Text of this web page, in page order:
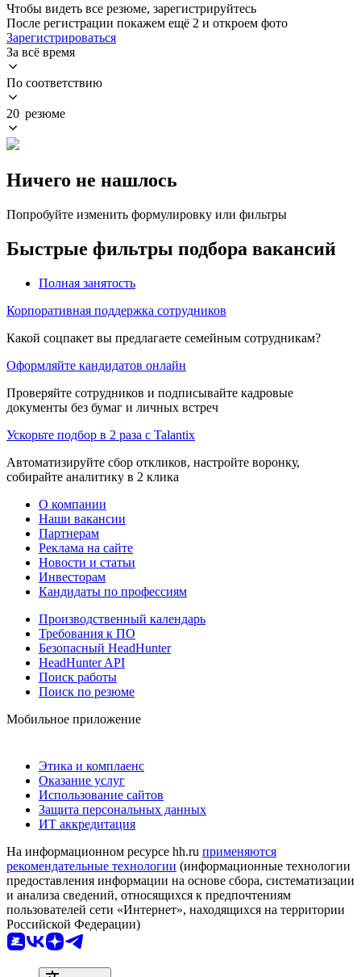
Чтобы видеть все резюме, зарегистрируйтесь
После регистрации покажем ещё 2 и откроем фото
Зарегистрироваться
За всё время
По соответствию
20 резюме
Ничего не нашлось
Попробуйте изменить формулировку или фильтры
Быстрые фильтры подбора вакансий
Полная занятость
Корпоративная поддержка сотрудников
Какой соцпакет вы предлагаете семейным сотрудникам?
Оформляйте кандидатов онлайн
Проверяйте сотрудников и подписывайте кадровые
документы без бумаг и личных встреч
Ускорьте подбор в 2 раза с Talantix
Автоматизируйте сбор откликов, настройте воронку,
собирайте аналитику в 2 клика
О компании
Наши вакансии
Партнерам
Реклама на сайте
Новости и статьи
Инвесторам
Кандидаты по профессиям
Производственный календарь
Требования к ПО
Безопасный HeadHunter
HeadHunter API
Поиск работы
Поиск по резюме
Мобильное приложение
Этика и комплаенс
Оказание услуг
Использование сайтов
Защита персональных данных
ИТ аккредитация
На информационном ресурсе hh.ru применяются
рекомендательные технологии (информационные технологии
предоставления информации на основе сбора, систематизации
и анализа сведений, относящихся к предпочтениям
пользователей сети «Интернет», находящихся на территории
Российской Федерации)